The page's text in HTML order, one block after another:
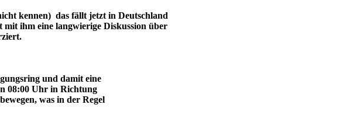
kennen) das fällt jetzt in Deutschland
ihm eine langwierige Diskussion über
und damit eine
08:00 Uhr in Richtung
was in der Regel